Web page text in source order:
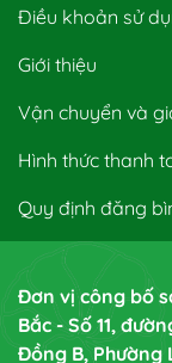
Điều khoản sử
Giới thiệu
Vận chuyển và
Hình thức thanh
Quy định đăng
Đơn vị công bố
Bắc - Số 11,
Đồng B, Phường